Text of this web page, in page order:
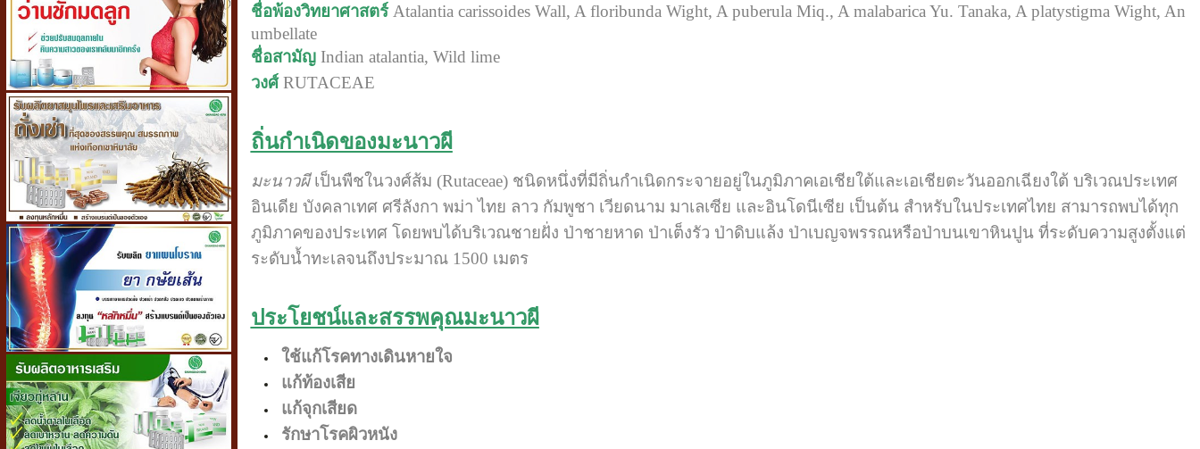
ชื่อพ้องวิทยาศาสตร์Atalantia carissoides Wall, A floribunda Wight, A puberula Miq., A malabarica Yu. Tanaka, A platystigma Wight, An
umbellate
ชื่อสามัญIndian atalantia, Wild lime
วงศ์RUTACEAE
ถิ่นกำเนิดของมะนาวผี
มะนาวผีเป็นพืชในวงศ์ส้ม (Rutaceae) ชนิดหนึ่งที่มีถิ่นกำเนิดกระจายอยู่ในภูมิภาคเอเชียใต้และเอเชียตะวันออกเฉียงใต้ บริเวณประเทศ
อินเดีย บังคลาเทศ ศรีลังกา พม่า ไทย ลาว กัมพูชา เวียดนาม มาเลเซีย และอินโดนีเซีย เป็นต้น สำหรับในประเทศไทย สามารถพบได้ทุก
ภูมิภาคของประเทศ โดยพบได้บริเวณชายฝั่ง ป่าชายหาด ป่าเต็งรัว ป่าดิบแล้ง ป่าเบญจพรรณหรือป่าบนเขาหินปูน ที่ระดับความสูงตั้งแต่
ระดับน้ำทะเลจนถึงประมาณ 1500 เมตร
ประโยชน์และสรรพคุณมะนาวผี
ใช้แก้โรคทางเดินหายใจ
แก้ท้องเสีย
แก้จุกเสียด
รักษาโรคผิวหนัง